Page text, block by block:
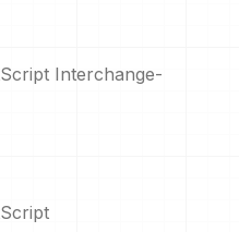
Interchange-